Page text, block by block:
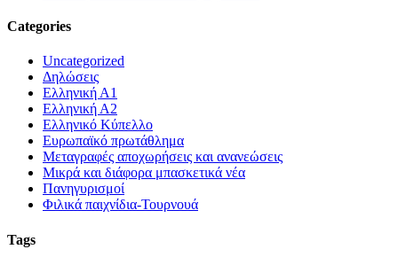
Categories
Uncategorized
Δηλώσεις
Ελληνική Α1
Ελληνική Α2
Ελληνικό Κύπελλο
Ευρωπαϊκό πρωτάθλημα
Μεταγραφές αποχωρήσεις και ανανεώσεις
Μικρά και διάφορα μπασκετικά νέα
Πανηγυρισμοί
Φιλικά παιχνίδια-Τουρνουά
Tags